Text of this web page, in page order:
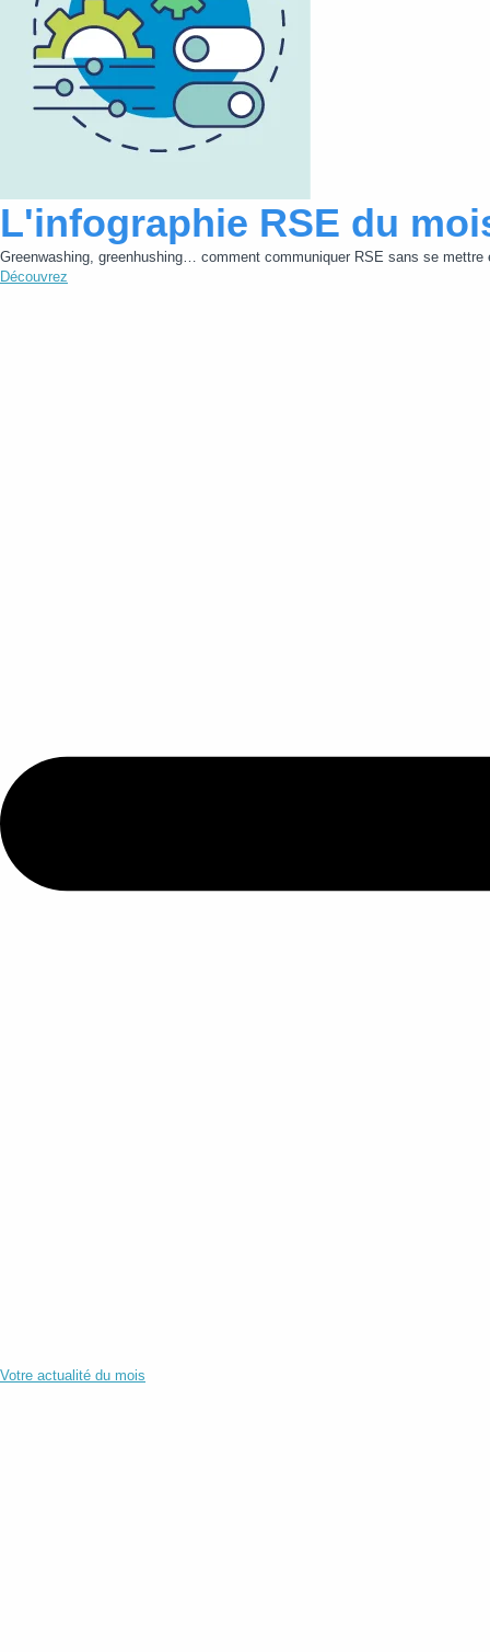
L'infographie RSE du
Greenwashing, greenhushing… comment communiquer RSE sans se mettre
Découvrez
Votre actualité du mois